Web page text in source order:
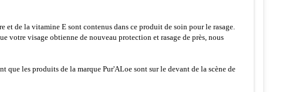
de la vitamine E sont contenus dans ce produit de soin pour le rasage.
votre visage obtienne de nouveau protection et rasage de près, nous
que les produits de la marque Pur'ALoe sont sur le devant de la scène de